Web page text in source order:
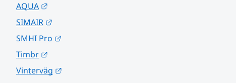
AQUA
SIMAIR
SMHI Pro
Timbr
Vinterväg